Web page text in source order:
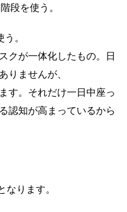
段を使う。
。
クが一体化したもの。日
りませんが、
す。それだけ一日中座っ
認知が高まっているから
ります。